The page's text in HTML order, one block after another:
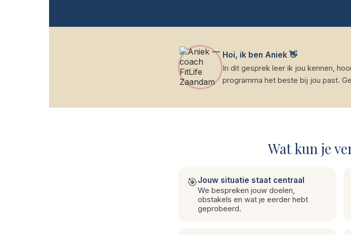
Hoi, ik ben Aniek 👋
In dit gesprek leer ik jou kennen,
programma het beste bij jou past.
Wat kun je
🎯Jouw situatie staat centraal
We bespreken jouw doelen,
obstakels en wat je eerder hebt
geprobeerd.